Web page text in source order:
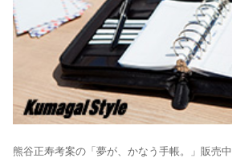
熊谷正寿考案の「夢が、かなう手帳。」販売中